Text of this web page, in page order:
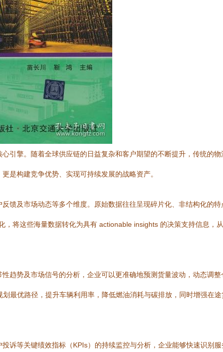
引擎。随着全球供应链的日益复杂和客户期望的不断提升，传统的
是构建竞争优势、实现可持续发展的战略资产。
及市场动态等多个维度。原始数据往往呈现碎片化、非结构化的特
，将这些海量数据转化为具有 actionable insights 的决策支持信息，
势及市场信号的分析，企业可以更准确地预测货量波动，动态调整
最优路径，提升车辆利用率，降低燃油消耗与碳排放，同时增强在
诉等关键绩效指标（KPIs）的持续监控与分析，企业能够快速识别